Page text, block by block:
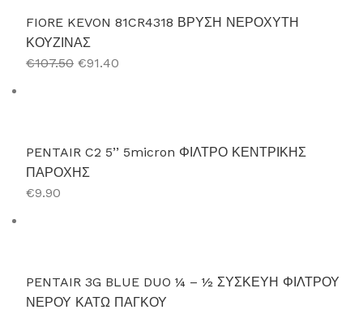
FIORE KEVON 81CR4318 ΒΡΥΣΗ ΝΕΡΟΧΥΤΗ
ΚΟΥΖΙΝΑΣ
€107.50 €91.40
PENTAIR C2 5’’ 5micron ΦΙΛΤΡΟ ΚΕΝΤΡΙΚΗΣ
ΠΑΡΟΧΗΣ
€9.90
PENTAIR 3G BLUE DUO ¼ – ½ ΣΥΣΚΕΥΗ ΦΙΛΤΡΟΥ
ΝΕΡΟΥ ΚΑΤΩ ΠΑΓΚΟΥ